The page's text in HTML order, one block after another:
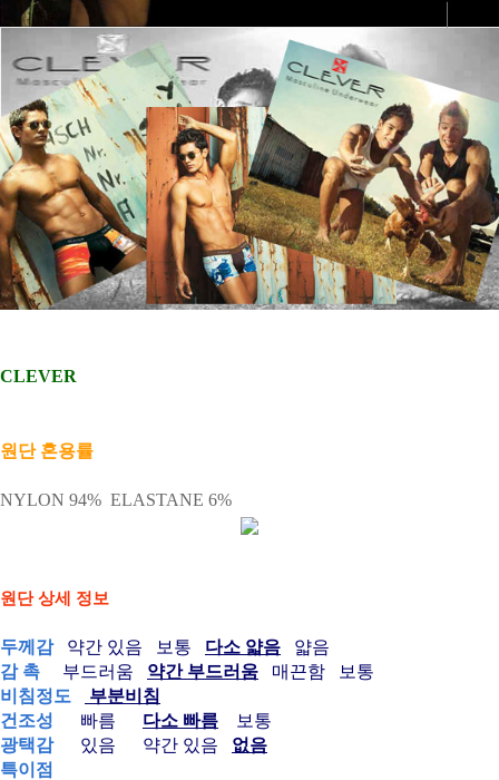
CLEVER
원단 혼용률
NYLON 94% ELASTANE 6%
원단 상세 정보
두께감 약간 있음 보통 다소 얇음 얇음
감 촉
부드러움 약간 부드러움
매끈함 보통
비침정도
부분비침
건조성 빠름 다소 빠름
보통
광택감 있음 약간 있음 없음
특이점